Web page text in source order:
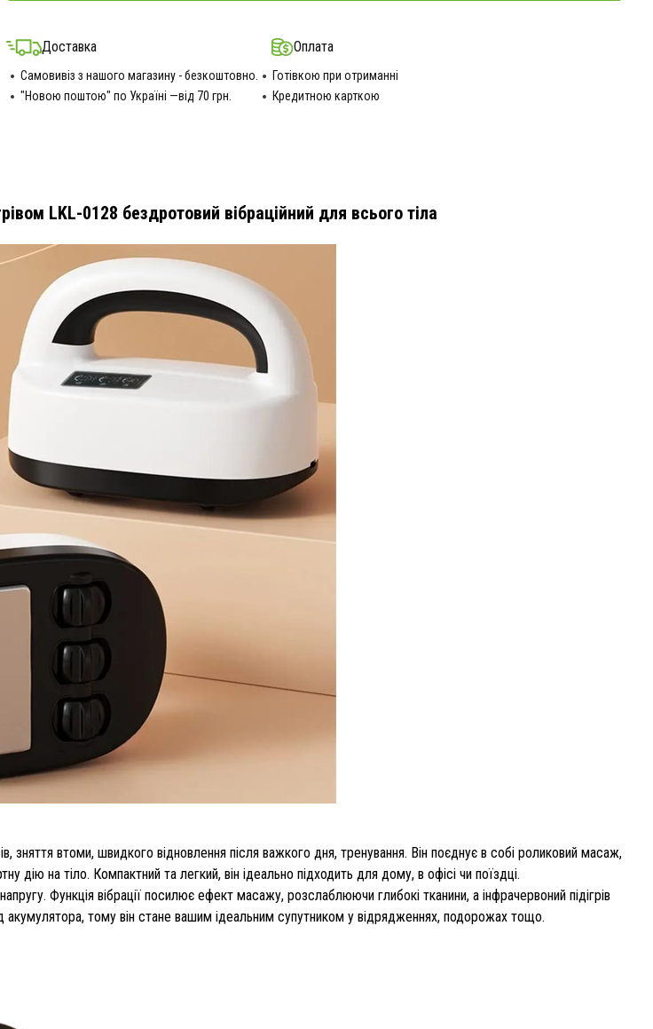
Доставка
Самовивіз з нашого магазину - безкоштовно.
"Новою поштою" по Україні —від 70 грн.
Оплата
Готівкою при отриманні
Кредитною карткою
LKL-0128 бездротовий вібраційний для всього тіла
втоми, швидкого відновлення після важкого дня, тренування. Він поєднує в собі роликовий масаж,
дію на тіло. Компактний та легкий, він ідеально підходить для дому, в офісі чи поїздці.
Функція вібрації посилює ефект масажу, розслаблюючи глибокі тканини, а інфрачервоний підігрів
тому він стане вашим ідеальним супутником у відрядженнях, подорожах тощо.